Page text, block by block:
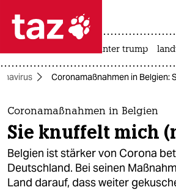
 taz zahl ich
taz zahl ich
themen
politik
öko
usa unter trump
Coronamaßnahmen in Belgien:
Coronamaßnahmen in Belgien
Sie knuffelt mich
Belgien ist stärker von Corona
Deutschland. Bei seinen
Land darauf, dass weiter